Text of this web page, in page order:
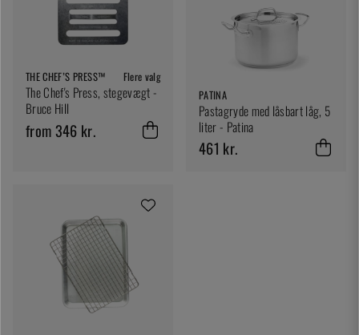
THE CHEF’S PRESS™ Flere valg
The Chef's Press, stegevægt -
Bruce Hill
from 346 kr.
PATINA
Pastagryde med låsbart låg, 5
liter - Patina
461 kr.